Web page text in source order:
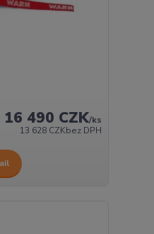
16 490 CZK/ks
13 628 CZKbez DPH